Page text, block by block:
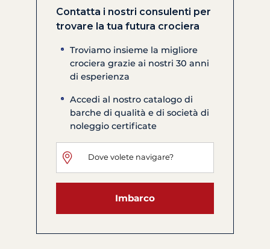
Contatta i nostri consulenti per
trovare la tua futura crociera
Troviamo insieme la migliore
crociera grazie ai nostri 30 anni
di esperienza
Accedi al nostro catalogo di
barche di qualità e di società di
noleggio certificate
Imbarco